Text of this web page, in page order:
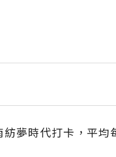
夢時代打卡，平均